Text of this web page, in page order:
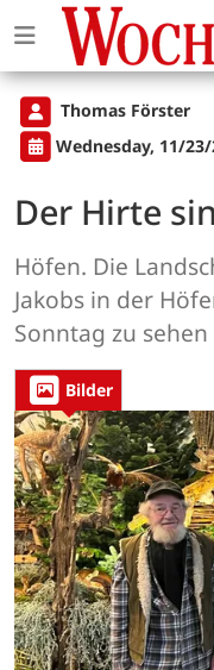
Thomas Förster
Wednesday, 11/23/
Der Hirte
Höfen. Die
Jakobs in der
Sonntag zu sehen
Bilder